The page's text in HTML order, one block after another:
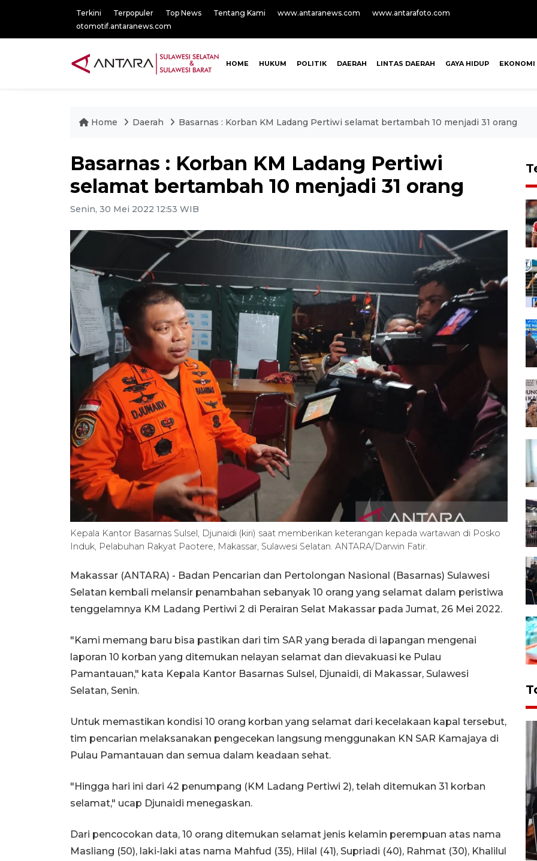
Terkini Terpopuler Top News Tentang Kami www.antaranews.com
www.antarafoto.com
otomotif.antaranews.com
HOME HUKUM POLITIK DAERAH LINTAS DAERAH GAYA HIDUP EKONOMI
Home Daerah Basarnas : Korban KM Ladang Pertiwi selamat bertambah 10 menjadi 31 orang
Basarnas : Korban KM Ladang Pertiwi
selamat bertambah 10 menjadi 31 orang
Senin, 30 Mei 2022 12:53 WIB
Kepala Kantor Basarnas Sulsel, Djunaidi (kiri) saat memberikan keterangan kepada wartawan di Posko
Induk, Pelabuhan Rakyat Paotere, Makassar, Sulawesi Selatan. ANTARA/Darwin Fatir.
Makassar (ANTARA) - Badan Pencarian dan Pertolongan Nasional (Basarnas) Sulawesi
Selatan kembali melansir penambahan sebanyak 10 orang yang selamat dalam peristiwa
tenggelamnya KM Ladang Pertiwi 2 di Perairan Selat Makassar pada Jumat, 26 Mei 2022.
"Kami memang baru bisa pastikan dari tim SAR yang berada di lapangan mengenai
laporan 10 korban yang ditemukan nelayan selamat dan dievakuasi ke Pulau
Pamantauan," kata Kepala Kantor Basarnas Sulsel, Djunaidi, di Makassar, Sulawesi
Selatan, Senin.
Untuk memastikan kondisi 10 orang korban yang selamat dari kecelakaan kapal tersebut,
tim pencarian melaksanakan pengecekan langsung menggunakan KN SAR Kamajaya di
Pulau Pamantauan dan semua dalam keadaan sehat.
"Hingga hari ini dari 42 penumpang (KM Ladang Pertiwi 2), telah ditemukan 31 korban
selamat," ucap Djunaidi menegaskan.
Dari pencocokan data, 10 orang ditemukan selamat jenis kelamin perempuan atas nama
Masliang (50), laki-laki atas nama Mahfud (35), Hilal (41), Supriadi (40), Rahmat (30), Khalilul